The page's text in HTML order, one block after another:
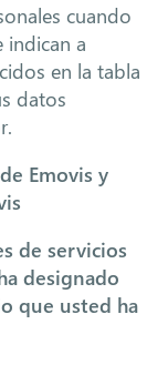
cuando
indican a
en la tabla
datos
Emovis y
de servicios
designado
que usted ha